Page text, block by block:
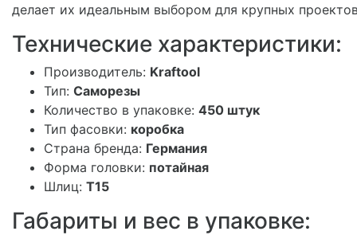
делает их идеальным выбором для крупных
Технические характеристики:
Производитель: Kraftool
Тип: Саморезы
Количество в упаковке: 450 штук
Тип фасовки: коробка
Страна бренда: Германия
Форма головки: потайная
Шлиц: T15
Габариты и вес в упаковке: